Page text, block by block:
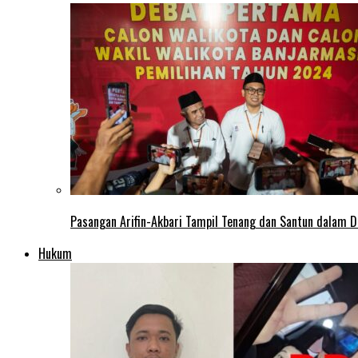
Pasangan Arifin-Akbari Tampil Tenang dan Santun dalam
Hukum